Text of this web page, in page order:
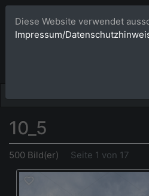
10_5
500 Bild(er) Seite 1 von 17
Diese Website verwendet
Impressum/